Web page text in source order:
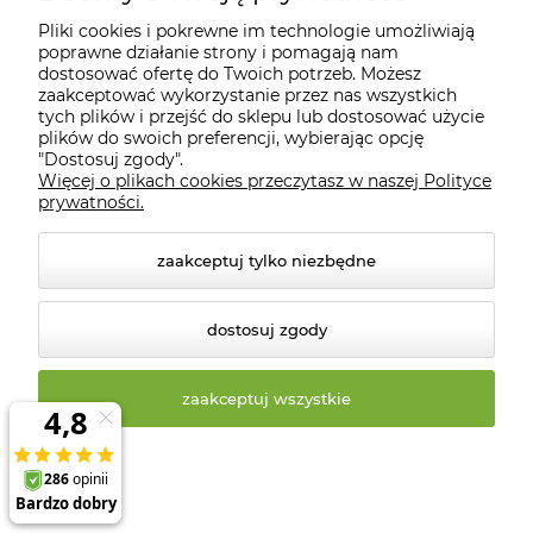
Informacje
O nas
Kontakt
© 2026 biosklep.com.pl. Wszelkie prawa zastrzeżone.
Styl graficzny ShopGadget.pl
Pliki cookies i pokrewne im technologie umożliwiają
poprawne działanie strony i pomagają nam
dostosować ofertę do Twoich potrzeb. Możesz
zaakceptować wykorzystanie przez nas wszystkich
tych plików i przejść do sklepu lub dostosować użycie
plików do swoich preferencji, wybierając opcję
"Dostosuj zgody".
Więcej o plikach cookies przeczytasz w naszej Polityce
prywatności.
zaakceptuj tylko niezbędne
dostosuj zgody
zaakceptuj wszystkie